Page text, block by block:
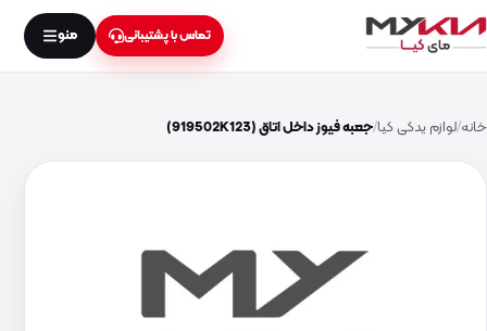
تماس با پشتیبانی منو
خانه لوازم یدکی کیا جعبه فیوز داخل اتاق (919502K123)